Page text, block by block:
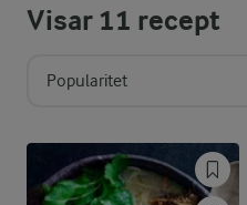
Visar11 recept
Popularitet